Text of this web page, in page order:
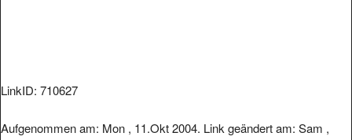
LinkID: 710627
Aufgenommen am: Mon , 11.Okt 2004. Link geändert am: Sam ,